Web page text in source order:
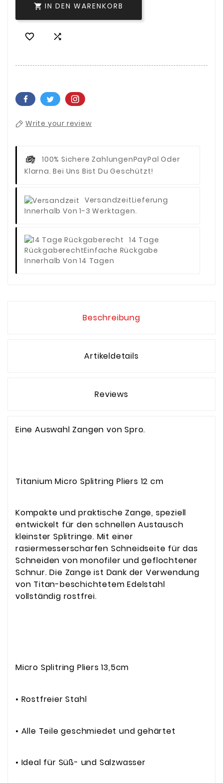
 IN DEN WARENKORB
 
Write your review
100% Sichere ZahlungenPayPal Oder
Klarna. Bei Uns Bist Du Geschützt!
VersandzeitLieferung
Innerhalb Von 1-3 Werktagen.
14 Tage
RückgaberechtEinfache Rückgabe
Innerhalb Von 14 Tagen
Beschreibung
Artikeldetails
Reviews
Eine Auswahl Zangen von Spro.
Titanium Micro Splitring Pliers 12 cm
Kompakte und praktische Zange, speziell
entwickelt für den schnellen Austausch
kleinster Splitringe. Mit einer
rasiermesserscharfen Schneidseite für das
Schneiden von monofiler und geflochtener
Schnur. Die Zange ist Dank der Verwendung
von Titan-beschichtetem Edelstahl
vollständig rostfrei.
Micro Splitring Pliers 13,5cm
• Rostfreier Stahl
• Alle Teile geschmiedet und gehärtet
• Ideal für Süß- und Salzwasser